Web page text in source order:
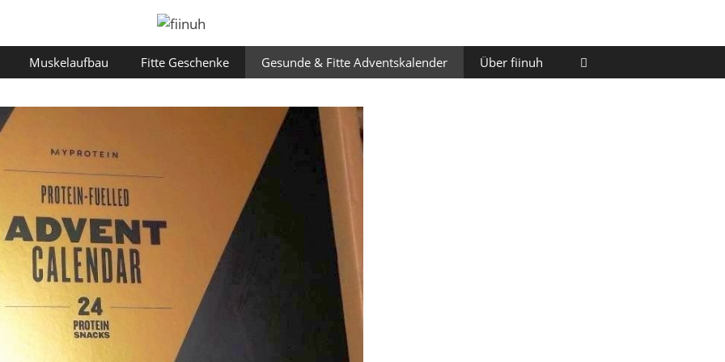
Muskelaufbau Fitte Geschenke Gesunde & Fitte Adventskalender Über fiinuh